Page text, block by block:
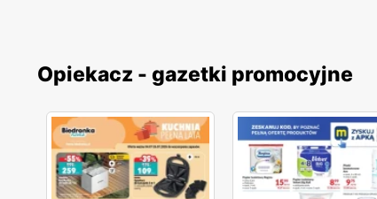
Opiekacz - gazetki promocyjne